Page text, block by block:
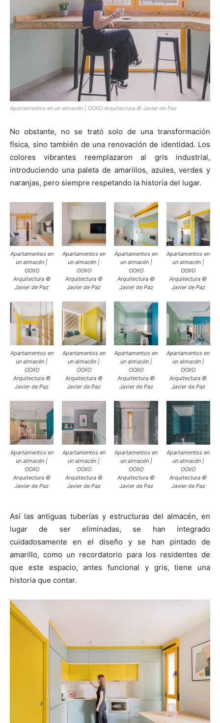
Apartamentos en un almacén | OOIIO Arquitectura © Javier de Paz
No obstante, no se trató solo de una transformación
física, sino también de una renovación de identidad. Los
colores vibrantes reemplazaron al gris industrial,
introduciendo una paleta de amarillos, azules, verdes y
naranjas, pero siempre respetando la historia del lugar.
Apartamentos en
un almacén |
OOIIO
Arquitectura ©
Javier de Paz
Apartamentos en
un almacén |
OOIIO
Arquitectura ©
Javier de Paz
Apartamentos en
un almacén |
OOIIO
Arquitectura ©
Javier de Paz
Apartamentos en
un almacén |
OOIIO
Arquitectura ©
Javier de Paz
Apartamentos en
un almacén |
OOIIO
Arquitectura ©
Javier de Paz
Apartamentos en
un almacén |
OOIIO
Arquitectura ©
Javier de Paz
Apartamentos en
un almacén |
OOIIO
Arquitectura ©
Javier de Paz
Apartamentos en
un almacén |
OOIIO
Arquitectura ©
Javier de Paz
Apartamentos en
un almacén |
OOIIO
Arquitectura ©
Javier de Paz
Apartamentos en
un almacén |
OOIIO
Arquitectura ©
Javier de Paz
Apartamentos en
un almacén |
OOIIO
Arquitectura ©
Javier de Paz
Apartamentos en
un almacén |
OOIIO
Arquitectura ©
Javier de Paz
Así las antiguas tuberías y estructuras del almacén, en
lugar de ser eliminadas, se han integrado
cuidadosamente en el diseño y se han pintado de
amarillo, como un recordatorio para los residentes de
que este espacio, antes funcional y gris, tiene una
historia que contar.